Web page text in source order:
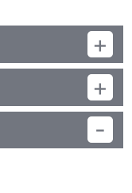
ください。
には十分ご注意くだ